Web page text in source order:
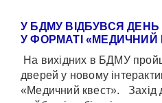
У БДМУ ВІДБУВСЯ ДЕНЬ
У ФОРМАТІ «МЕДИЧНИЙ
На вихідних в БДМУ
дверей у новому
«Медичний квест». Захід